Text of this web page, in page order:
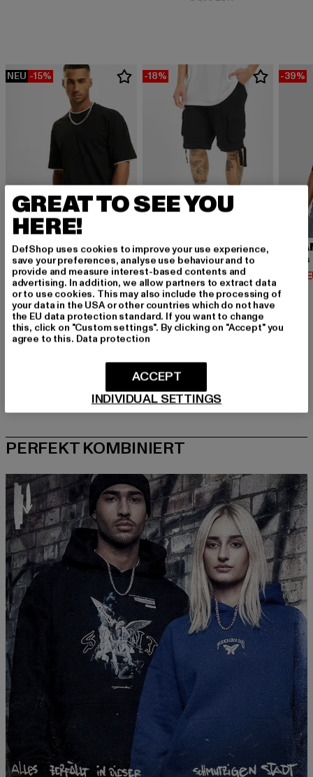
NEU -15%
URBAN CLASSICS
Contrast Tall Tee
12,74 EUR
Derzeitiger Preis: 12,74 EUR
14,99 EURAktionspreis: 14,99 EUR
-18%
BRANDIT
Urban Legend
32,79 EUR
Derzeitiger Preis: 32,79 EUR
39,99 EURAktionspreis:
-39%
14,02
PERFEKT KOMBINIERT
GREAT TO SEE YOU
HERE!
DefShop uses cookies to improve your use experience,
save your preferences, analyse use behaviour and to
provide and measure interest-based contents and
advertising. In addition, we allow partners to extract data
or to use cookies. This may also include the processing of
your data in the USA or other countries which do not have
the EU data protection standard. If you want to change
this, click on "Custom settings". By clicking on "Accept" you
agree to this. Data protection
INDIVIDUAL SETTINGS
ACCEPT